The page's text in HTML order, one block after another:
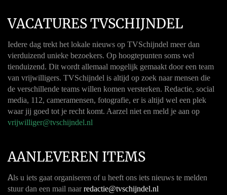
VACATURES TVSCHIJNDEL
Iedere dag trekt het lokale nieuws op TVSchijndel meer dan
vierduizend unieke bezoekers. Op hoogtepunten soms wel
tienduizend. Dit wordt allemaal mogelijk gemaakt door een team
van vrijwilligers. TVSchijndel is altijd op zoek naar mensen die
de verschillende teams willen komen versterken. Redactie, social
media, 112, cameramensen, fotografie, er is altijd wel een plek
waar jij goed tot je recht komt. Aarzel niet en meld je aan op
vrijwilliger@tvschijndel.nl
AANLEVEREN ITEMS
Als u iets gaat organiseren of u heeft ons iets nieuws te melden
stuur dan een mail naar redactie@tvschijndel.nl